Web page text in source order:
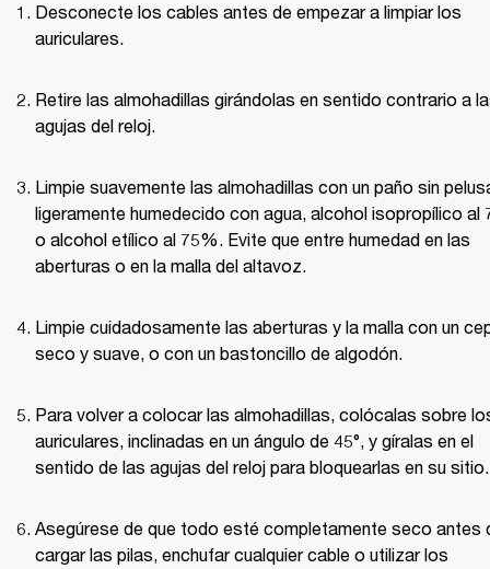
Desconecte los cables antes de empezar a limpiar los
auriculares.
Retire las almohadillas girándolas en sentido contrario a
agujas del reloj.
Limpie suavemente las almohadillas con un paño sin
ligeramente humedecido con agua, alcohol isopropílico al
o alcohol etílico al 75%. Evite que entre humedad en las
aberturas o en la malla del altavoz.
Limpie cuidadosamente las aberturas y la malla con un
seco y suave, o con un bastoncillo de algodón.
Para volver a colocar las almohadillas, colócalas sobre
auriculares, inclinadas en un ángulo de 45°, y gíralas en el
sentido de las agujas del reloj para bloquearlas en su sitio.
Asegúrese de que todo esté completamente seco antes
cargar las pilas, enchufar cualquier cable o utilizar los